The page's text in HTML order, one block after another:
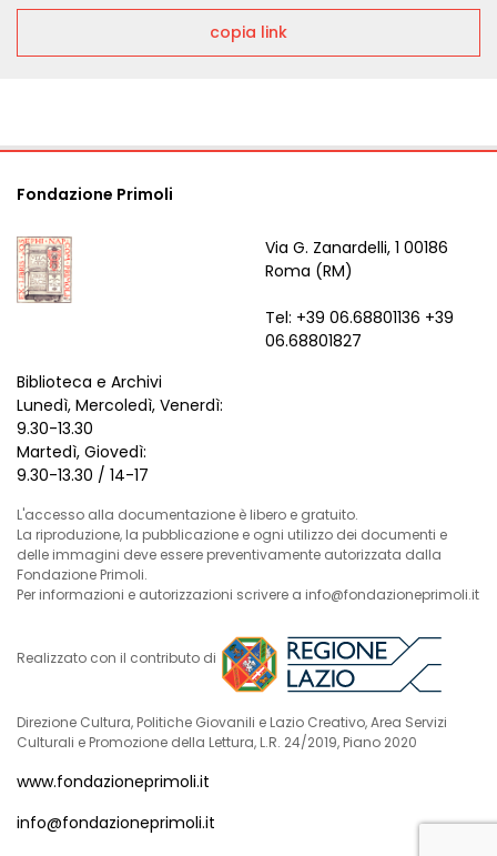
copia link
Fondazione Primoli
Via G. Zanardelli, 1 00186
Roma (RM)
Tel: +39 06.68801136 +39
06.68801827
Biblioteca e Archivi
Lunedì, Mercoledì, Venerdì:
9.30-13.30
Martedì, Giovedì:
9.30-13.30 / 14-17
L'accesso alla documentazione è libero e gratuito.
La riproduzione, la pubblicazione e ogni utilizzo dei documenti e
delle immagini deve essere preventivamente autorizzata dalla
Fondazione Primoli.
Per informazioni e autorizzazioni scrivere a info@fondazioneprimoli.it
Realizzato con il contributo di
Direzione Cultura, Politiche Giovanili e Lazio Creativo, Area Servizi
Culturali e Promozione della Lettura, L.R. 24/2019, Piano 2020
www.fondazioneprimoli.it
info@fondazioneprimoli.it